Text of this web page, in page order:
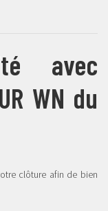
avec
WN du
clôture afin de bien